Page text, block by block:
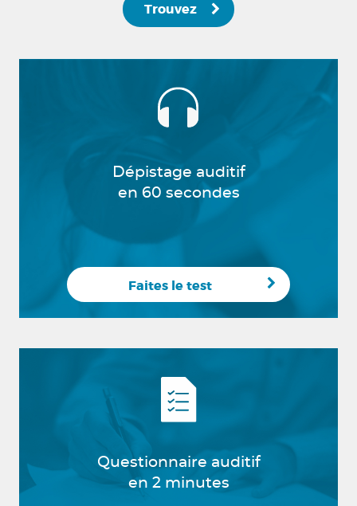
Trouvez
Dépistage auditif
en 60 secondes
Faites le test
Questionnaire auditif
en 2 minutes